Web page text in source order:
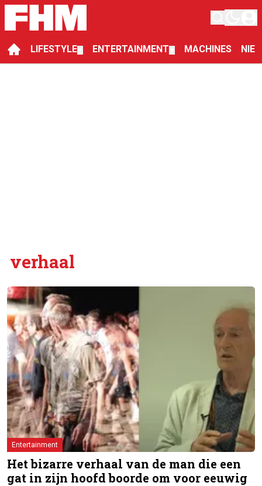
LIFESTYLE ENTERTAINMENT MACHINES
verhaal
Entertainment
Het bizarre verhaal van de man die een
gat in zijn hoofd boorde om voor eeuwig